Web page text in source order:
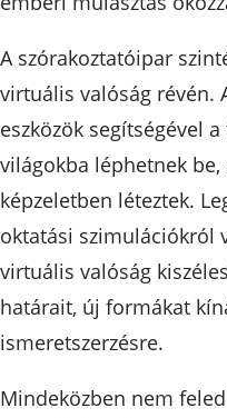
A szórakoztatóipar
virtuális valóság révén.
eszközök segítségével
világokba léphetnek
képzeletben léteztek.
oktatási szimulációkról
virtuális valóság
határait, új formákat
ismeretszerzésre.
Mindeközben nem